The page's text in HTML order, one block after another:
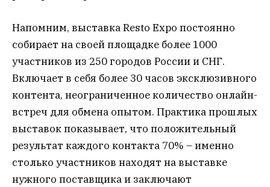
Напомним, выставка Resto Expo постоянно
собирает на своей площадке более 1000
участников из 250 городов России и СНГ.
Включает в себя более 30 часов эксклюзивного
контента, неограниченное количество онлайн-
встреч для обмена опытом. Практика прошлых
выставок показывает, что положительный
результат каждого контакта 70% – именно
столько участников находят на выставке
нужного поставщика и заключают